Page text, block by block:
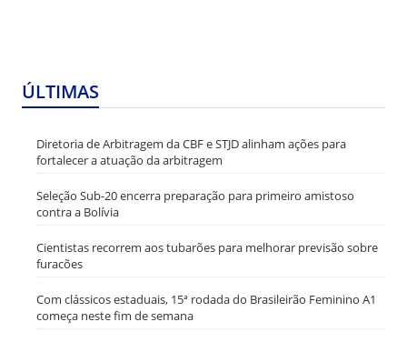
ÚLTIMAS
Diretoria de Arbitragem da CBF e STJD alinham ações para
fortalecer a atuação da arbitragem
Seleção Sub-20 encerra preparação para primeiro amistoso
contra a Bolívia
Cientistas recorrem aos tubarões para melhorar previsão sobre
furacões
Com clássicos estaduais, 15ª rodada do Brasileirão Feminino A1
começa neste fim de semana